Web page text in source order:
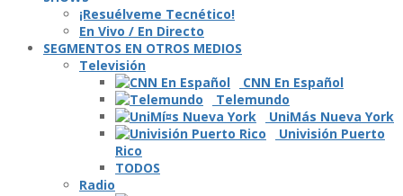
¡Resuélveme Tecnético!
En Vivo / En Directo
SEGMENTOS EN OTROS MEDIOS
Televisión
CNN En Español
Telemundo
UniMás Nueva York
Univisión Puerto
Rico
TODOS
Radio